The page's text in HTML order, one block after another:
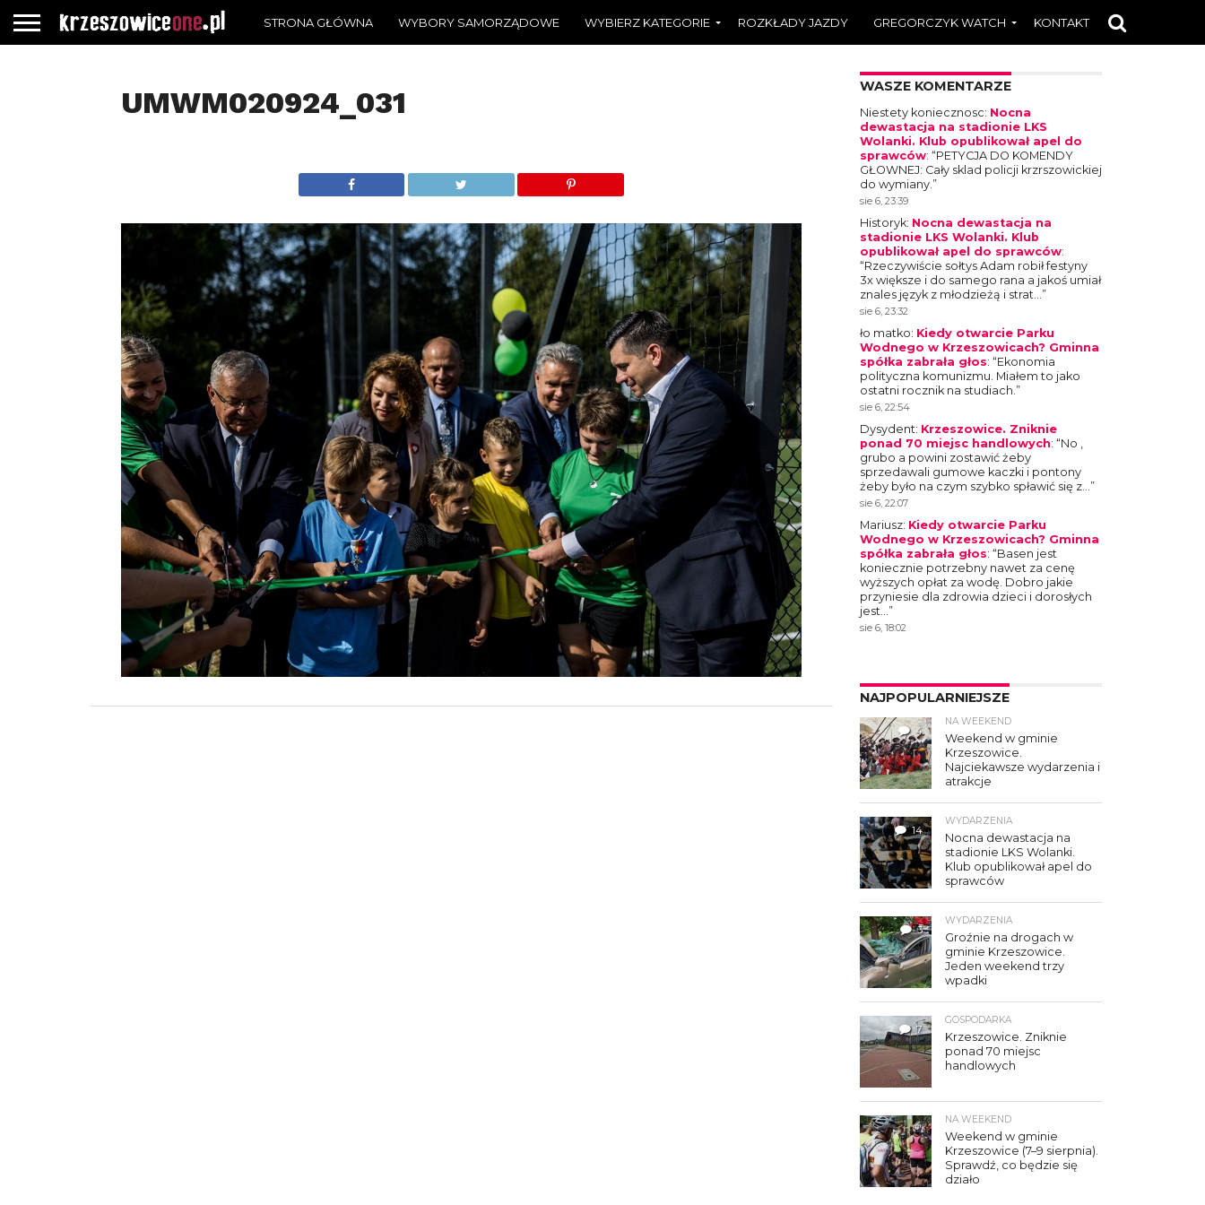
STRONA GŁÓWNA WYBORY SAMORZĄDOWE WYBIERZ KATEGORIE ROZKŁADY JAZDY GREGORCZYK WATCH KONTAKT
UMWM020924_031 WASZE KOMENTARZE
Niestety koniecznosc: Nocna
dewastacja na stadionie LKS
Wolanki. Klub opublikował apel do
sprawców: “PETYCJA DO KOMENDY
GŁOWNEJ: Cały sklad policji krzrszowickiej
do wymiany.”
sie 6, 23:39
Historyk: Nocna dewastacja na
stadionie LKS Wolanki. Klub
opublikował apel do sprawców:
“Rzeczywiście sołtys Adam robił festyny
3x większe i do samego rana a jakoś umiał
znales język z młodzieżą i strat…”
sie 6, 23:32
ło matko: Kiedy otwarcie Parku
Wodnego w Krzeszowicach? Gminna
spółka zabrała głos: “Ekonomia
polityczna komunizmu. Miałem to jako
ostatni rocznik na studiach.”
sie 6, 22:54
Dysydent: Krzeszowice. Zniknie
ponad 70 miejsc handlowych: “No ,
grubo a powini zostawić żeby
sprzedawali gumowe kaczki i pontony
żeby było na czym szybko spławić się z…”
sie 6, 22:07
Mariusz: Kiedy otwarcie Parku
Wodnego w Krzeszowicach? Gminna
spółka zabrała głos: “Basen jest
koniecznie potrzebny nawet za cenę
wyższych opłat za wodę. Dobro jakie
przyniesie dla zdrowia dzieci i dorosłych
jest…”
sie 6, 18:02
NAJPOPULARNIEJSZE
4
NA WEEKEND
Weekend w gminie
Krzeszowice.
Najciekawsze wydarzenia i
atrakcje
14
WYDARZENIA
Nocna dewastacja na
stadionie LKS Wolanki.
Klub opublikował apel do
sprawców
3
WYDARZENIA
Groźnie na drogach w
gminie Krzeszowice.
Jeden weekend trzy
wpadki
7
GOSPODARKA
Krzeszowice. Zniknie
ponad 70 miejsc
handlowych
NA WEEKEND
Weekend w gminie
Krzeszowice (7–9 sierpnia).
Sprawdź, co będzie się
działo